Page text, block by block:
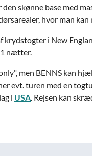
skønne base med
hvor man
krydstogter i New
nætter.
men BENNS kan
evt. turen med en
i USA. Rejsen kan